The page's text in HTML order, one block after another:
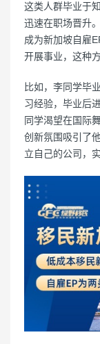
这类人群毕业于
迅速在职场晋升
成为新加坡自雇
开展事业，这种
比如，李同学毕
习经验，毕业后
同学渴望在国际
创新氛围吸引了
立自己的公司，